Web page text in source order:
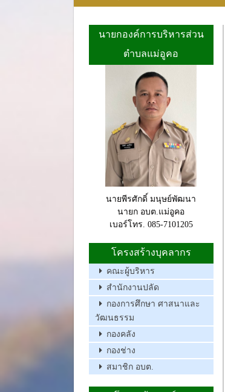
นายกองค์การบริหารส่วน
ตำบลแม่อูคอ
นายพีรศักดิ์ มนุษย์พัฒนา
นายก อบต.แม่อูคอ
เบอร์โทร. 085-7101205
โครงสร้างบุคลากร
คณะผู้บริหาร
สำนักงานปลัด
กองการศึกษา ศาสนาและ
วัฒนธรรม
กองคลัง
กองช่าง
สมาชิก อบต.